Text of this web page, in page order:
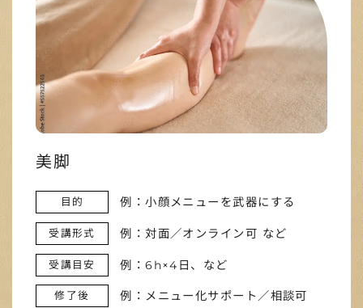
美脚
目的 例：小顔メニューを武器にする
受講形式 例：対面／オンライン可 など
受講目安 例：6h×4日、など
修了後 例：メニュー化サポート／相談可